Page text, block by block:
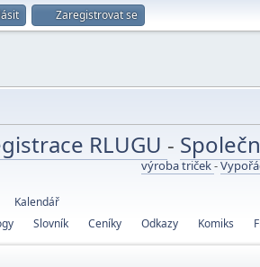
Zaregistrovat se
RLUGU -
výroba triček-
Kalendář
Slovník Ceníky Odkazy Komiks